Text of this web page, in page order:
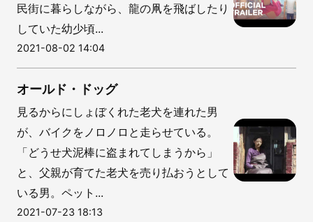
民街に暮らしながら、龍の凧を飛ばしたり
していた幼少頃...
2021-08-02 14:04
オールド・ドッグ
見るからにしょぼくれた老犬を連れた男
が、バイクをノロノロと走らせている。
「どうせ犬泥棒に盗まれてしまうから」
と、父親が育てた老犬を売り払おうとして
いる男。ペット...
2021-07-23 18:13